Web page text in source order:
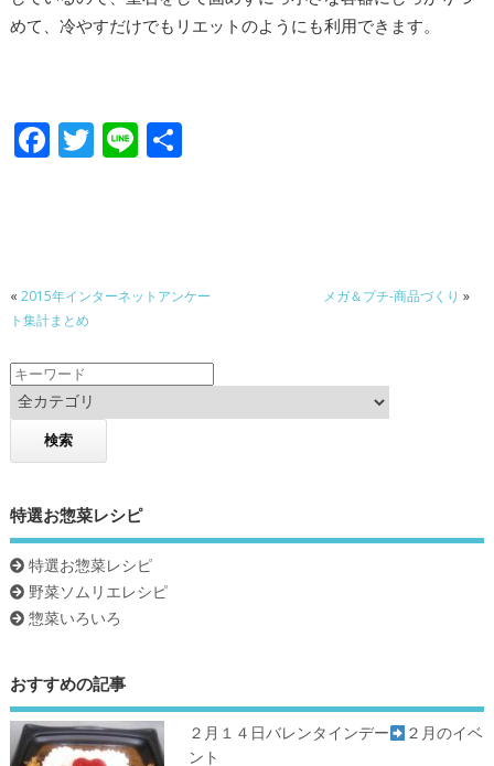
めて、冷やすだけでもリエットのようにも利用できます。
F
o
o
k
T Li 共
« 2015年インターネットアンケー
ト集計まとめ
メガ＆プチ-商品づくり »
特選お惣菜レシピ
特選お惣菜レシピ
野菜ソムリエレシピ
惣菜いろいろ
おすすめの記事
２月１４日バレンタインデー
２月のイベ
ント